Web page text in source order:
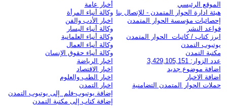
الموقع الرئيسي
هيئة ادارة الحوار المتمدن - للإتصال بنا
إحصائيات مؤسسة الحوار المتمدن
قواعد النشر
ابرز كتاب / كاتبات الحوار المتمدن
يوتيوب التمدن
مكتبة التمدن
عدد الزوار: 3,429,105,151
اضافة موضوع جديد
اضافة الاخبار
حملات الحوار المتمدن التضامنية
أخبار عامة
وكالة أنباء المرأة
اخبار الأدب والفن
وكالة أنباء اليسار
وكالة أنباء العلمانية
وكالة أنباء العمال
وكالة أنباء حقوق الإنسان
اخبار الرياضة
اخبار الاقتصاد
اخبار الطب والعلوم
اخبار التمدن
إضافة يوتيوب-فلم إلى يوتيوب التمدن
إضافة كتاب إلى مكتبة التمدن